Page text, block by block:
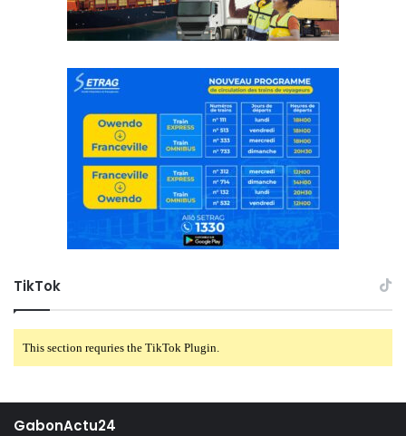
TikTok
This section requries the TikTok Plugin.
GabonActu24